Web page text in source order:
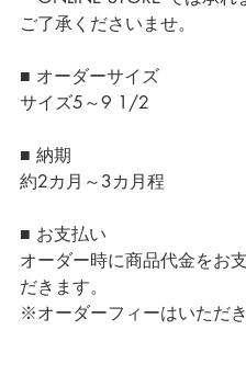
ご了承くださいませ。
■ オーダーサイズ
サイズ5～9 1/2
■ 納期
約2カ月～3カ月程
■ お支払い
オーダー時に商品代金をお
だきます。
※オーダーフィーはいただき